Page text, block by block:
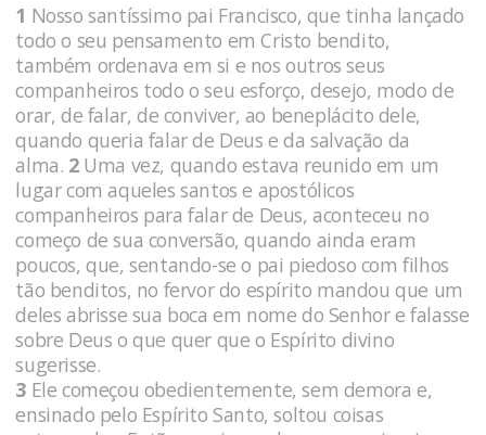
1 Nosso santíssimo pai Francisco, que tinha lançado
todo o seu pensamento em Cristo bendito,
também ordenava em si e nos outros seus
companheiros todo o seu esforço, desejo, modo de
orar, de falar, de conviver, ao beneplácito dele,
quando queria falar de Deus e da salvação da
alma. 2 Uma vez, quando estava reunido em um
lugar com aqueles santos e apostólicos
companheiros para falar de Deus, aconteceu no
começo de sua conversão, quando ainda eram
poucos, que, sentando-se o pai piedoso com filhos
tão benditos, no fervor do espírito mandou que um
deles abrisse sua boca em nome do Senhor e falasse
sobre Deus o que quer que o Espírito divino
sugerisse.
3 Ele começou obedientemente, sem demora e,
ensinado pelo Espírito Santo, soltou coisas